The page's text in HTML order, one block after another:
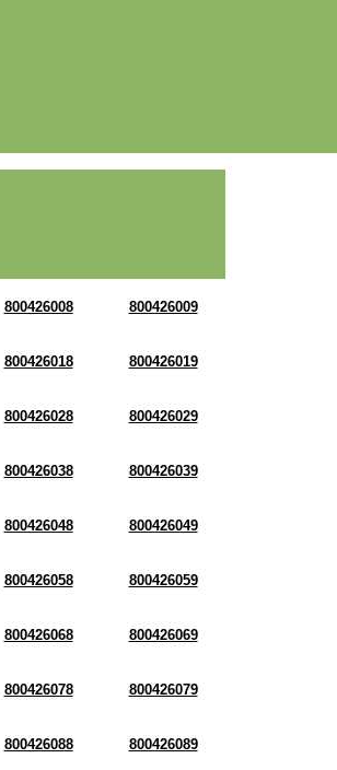
800426008 800426009
800426018 800426019
800426028 800426029
800426038 800426039
800426048 800426049
800426058 800426059
800426068 800426069
800426078 800426079
800426088 800426089